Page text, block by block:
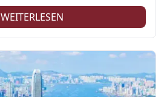
WEITERLESEN